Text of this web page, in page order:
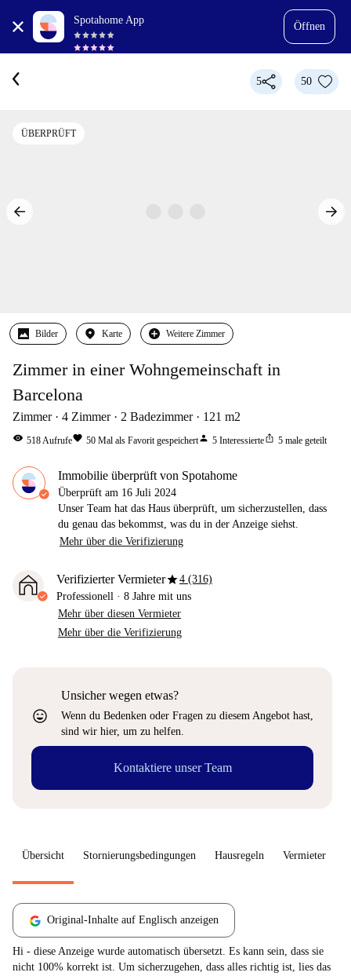
Spotahome App
Öffnen
5 50
ÜBERPRÜFT
Bilder Karte Weitere Zimmer
Zimmer in einer Wohngemeinschaft in
Barcelona
Zimmer 4 Zimmer 2 Badezimmer 121 m2
visibility 518Aufrufefavorite 50 Mal als Favorit gespeichertperson 5 Interessierteios_share 5 male geteilt
Immobilie überprüft von Spotahome
Überprüft am 16 Juli 2024
Unser Team hat das Haus überprüft, um sicherzustellen, dass
du genau das bekommst, was du in der Anzeige siehst.
Mehr über die Verifizierung
Verifizierter Vermieterstar4 (316)
Professionell · 8 Jahre mit uns
Mehr über diesen Vermieter
Mehr über die Verifizierung
sentiment_very_satisfied
Unsicher wegen etwas?
Wenn du Bedenken oder Fragen zu diesem Angebot hast,
sind wir hier, um zu helfen.
Kontaktiere unser Team
Übersicht Stornierungsbedingungen Hausregeln Vermieter
Original-Inhalte auf Englisch anzeigen
Hi - diese Anzeige wurde automatisch übersetzt. Es kann sein, dass sie
nicht 100% korrekt ist. Um sicherzugehen, dass alles richtig ist, lies das